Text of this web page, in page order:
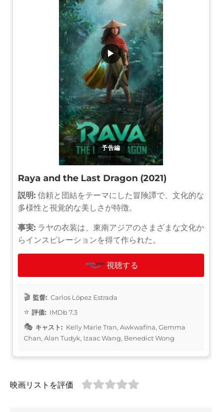
予告編
▶
Raya and the Last Dragon (2021)
説明: 信頼と団結をテーマにした冒険譚で、文化的な
多様性と視覚的な美しさが特徴。
事実: ラヤの衣装は、東南アジアのさまざまな文化か
らインスピレーションを得て作られた。
視聴する
監督: Carlos López Estrada
評価: IMDb 7.3
キャスト: Kelly Marie Tran, Awkwafina, Gemma
Chan, Alan Tudyk, Izaac Wang, Benedict Wong
映画リストを評価